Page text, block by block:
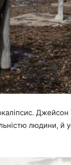
Джейсон
людини, й